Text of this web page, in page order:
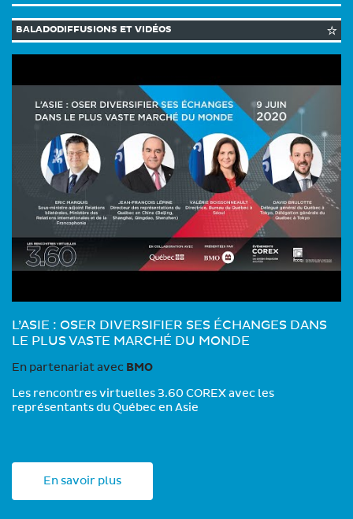
BALADODIFFUSIONS ET VIDÉOS
L’ASIE : OSER DIVERSIFIER SES ÉCHANGES DANS
LE PLUS VASTE MARCHÉ DU MONDE
En partenariat avec BMO
Les rencontres virtuelles 3.60 COREX avec les
représentants du Québec en Asie
En savoir plus